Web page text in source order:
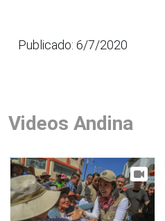
Publicado: 6/7/2020
Videos Andina